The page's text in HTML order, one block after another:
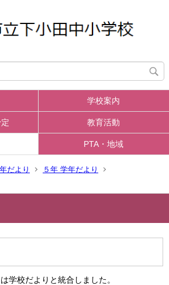
学校案内
教育活動
PTA・地域
だより
５年 学年だより
学校だよりと統合しました。